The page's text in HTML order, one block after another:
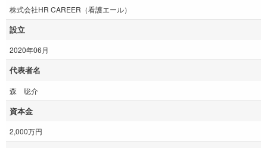
株式会社HR CAREER（看護エール）
設立
2020年06月
代表者名
森 聡介
資本金
2,000万円